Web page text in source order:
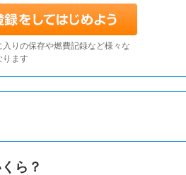
入りの保存や燃費記録など様々な
ります
ら？